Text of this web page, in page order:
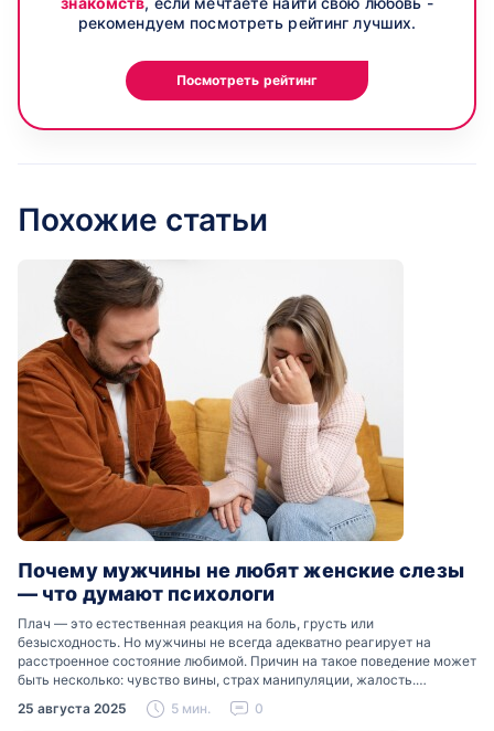
рекомендуем посмотреть рейтинг лучших.
Посмотреть рейтинг
Похожие статьи
Почему мужчины не любят женские слезы
— что думают психологи
Плач — это естественная реакция на боль, грусть или
безысходность. Но мужчины не всегда адекватно реагирует на
расстроенное состояние любимой. Причин на такое поведение может
быть несколько: чувство вины, страх манипуляции, жалость.
Разобраться, почему мужчины боятся женских слез, помогут советы
психологов…
25 августа 2025 5 мин. 0